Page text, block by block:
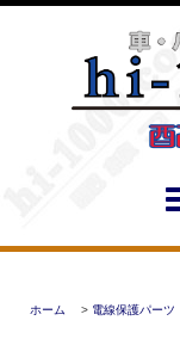
ホーム > 電線保護パーツ